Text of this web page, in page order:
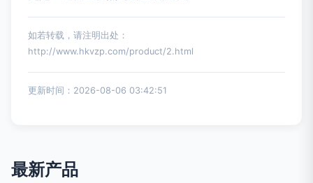
如若转载，请注明出处：
http://www.hkvzp.com/product/2.html
更新时间：2026-08-06 03:42:51
最新产品